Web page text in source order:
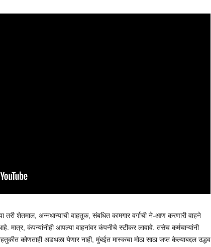
तरी शेतमाल, अन्नधान्याची वाहतूक, संबधित कामगार वर्गाची ने-आण करणारी वाहने
कंपन्यांनीही आपल्या वाहनांवर कंपनीचे स्टीकर लावावे. तसेच कर्मचाऱ्यांनी
कोणताही अडथळा येणार नाही, मुंबईत मास्कचा मोठा साठा जप्त केल्याबद्दल उद्धव